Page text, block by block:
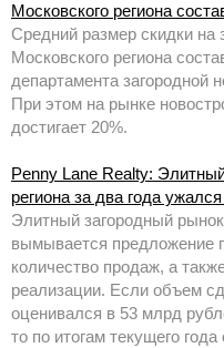
Московского региона
Средний размер скидки на
Московского региона
департамента загородной
При этом на рынке
достигает 20%.
Penny Lane Realty:
региона за два года
Элитный загородный
вымывается предложение
количество продаж, а
реализации. Если объем
оценивался в 53 млрд
то по итогам текущего